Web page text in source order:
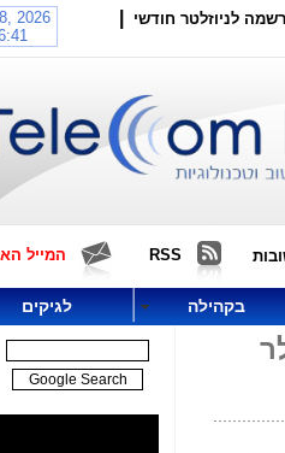
לניוזלטר חודשי
RSS המייל
בקהילה לגיקים